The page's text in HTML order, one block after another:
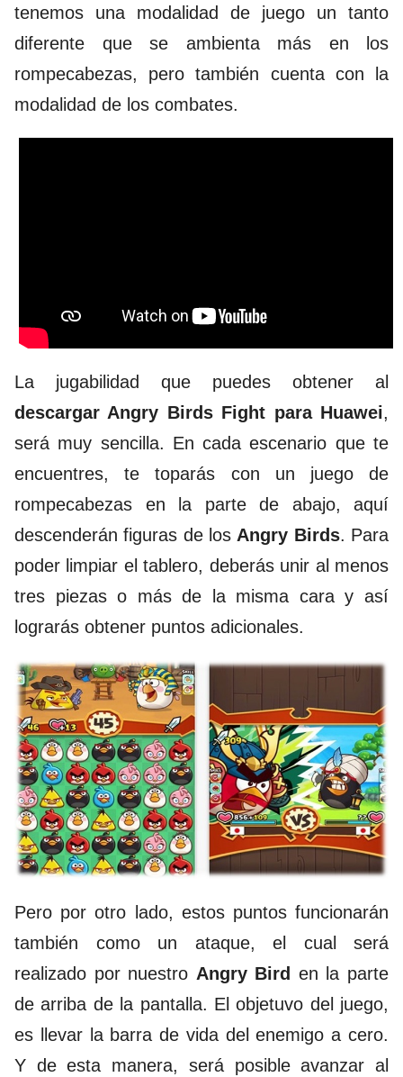
tenemos una modalidad de juego un tanto
diferente que se ambienta más en los
rompecabezas, pero también cuenta con la
modalidad de los combates.
La jugabilidad que puedes obtener al
descargar Angry Birds Fight para Huawei,
será muy sencilla. En cada escenario que te
encuentres, te toparás con un juego de
rompecabezas en la parte de abajo, aquí
descenderán figuras de los Angry Birds. Para
poder limpiar el tablero, deberás unir al menos
tres piezas o más de la misma cara y así
lograrás obtener puntos adicionales.
Pero por otro lado, estos puntos funcionarán
también como un ataque, el cual será
realizado por nuestro Angry Bird en la parte
de arriba de la pantalla. El objetuvo del juego,
es llevar la barra de vida del enemigo a cero.
Y de esta manera, será posible avanzar al